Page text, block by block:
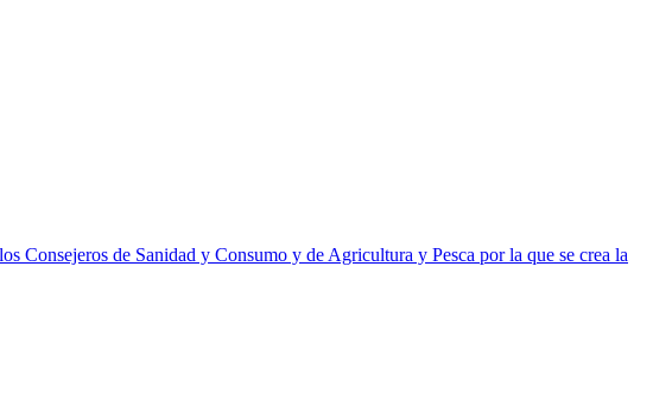
de Sanidad y Consumo y de Agricultura y Pesca por la que se crea la